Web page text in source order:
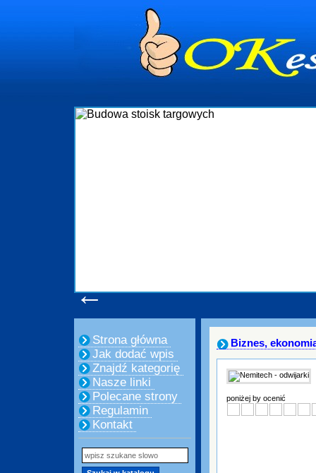
←
Strona główna
Jak dodać wpis
Znajdź kategorię
Nasze linki
Polecane strony
Regulamin
Kontakt
Biznes,
poniżej by ocenić